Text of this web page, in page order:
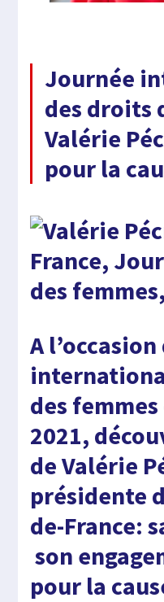
Journée
des droits
Valérie
pour la
A
des
2021,
de Valérie
présidente
de-France:
son
pour la